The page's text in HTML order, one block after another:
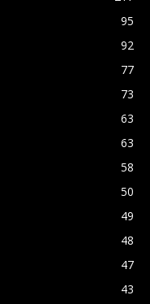
95
92
77
73
63
63
58
50
49
48
47
43